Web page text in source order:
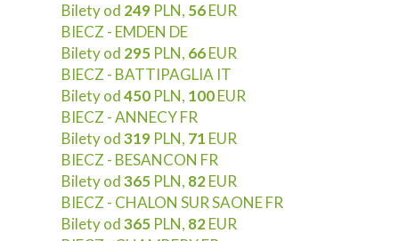
Bilety od 249 PLN, 56EUR
BIECZ - EMDEN DE
Bilety od 295 PLN, 66EUR
BIECZ - BATTIPAGLIA IT
Bilety od450 PLN, 100EUR
BIECZ - ANNECY FR
Bilety od319 PLN, 71 EUR
BIECZ - BESANCON FR
Bilety od365 PLN, 82EUR
BIECZ - CHALON SUR SAONE FR
Bilety od365 PLN, 82EUR